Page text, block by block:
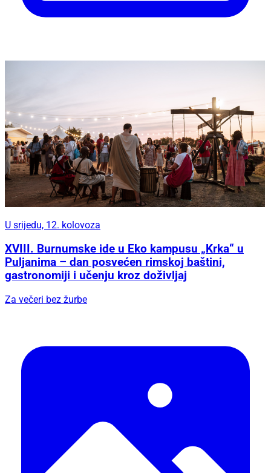
U srijedu, 12. kolovoza
XVIII. Burnumske ide u Eko kampusu „Krka“ u
Puljanima – dan posvećen rimskoj baštini,
gastronomiji i učenju kroz doživljaj
Za večeri bez žurbe